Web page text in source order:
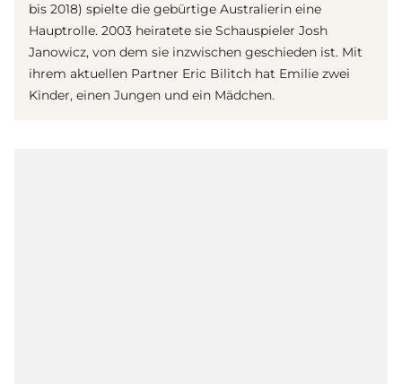
bis 2018) spielte die gebürtige Australierin eine
Hauptrolle. 2003 heiratete sie Schauspieler Josh
Janowicz, von dem sie inzwischen geschieden ist. Mit
ihrem aktuellen Partner Eric Bilitch hat Emilie zwei
Kinder, einen Jungen und ein Mädchen.